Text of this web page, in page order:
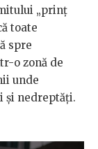
„prinț
toate
spre
o zonă de
unde
și nedreptăți.